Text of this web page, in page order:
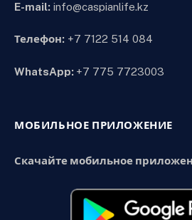
E-mail: info@caspianlife.kz
Телефон: +7 7122 514 084
WhatsApp: +7 775 7723003
МОБИЛЬНОЕ ПРИЛОЖЕНИЕ
Скачайте мобильное